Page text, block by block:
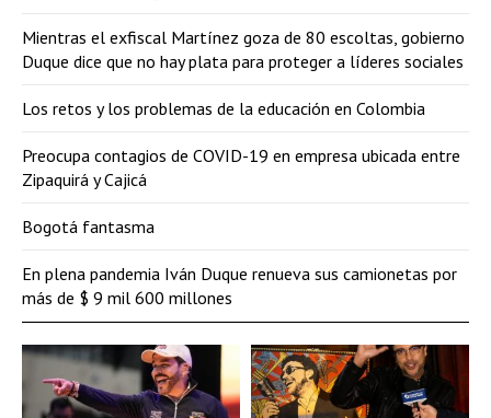
Mientras el exfiscal Martínez goza de 80 escoltas, gobierno
Duque dice que no hay plata para proteger a líderes sociales
Los retos y los problemas de la educación en Colombia
Preocupa contagios de COVID-19 en empresa ubicada entre
Zipaquirá y Cajicá
Bogotá fantasma
En plena pandemia Iván Duque renueva sus camionetas por
más de $ 9 mil 600 millones